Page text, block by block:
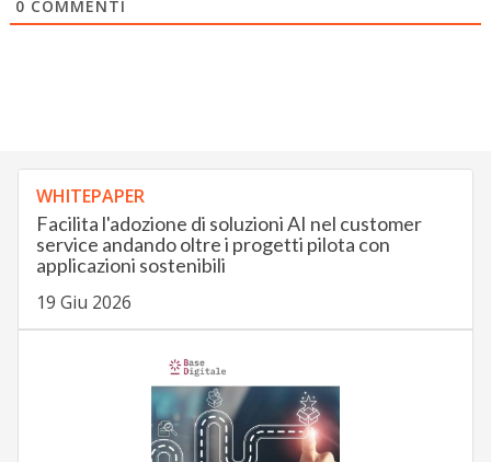
0 COMMENTI
WHITEPAPER
Facilita l'adozione di soluzioni AI nel customer
service andando oltre i progetti pilota con
applicazioni sostenibili
19 Giu 2026